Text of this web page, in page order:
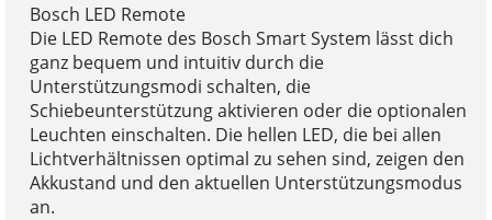
Bosch LED Remote
Die LED Remote des Bosch Smart System lässt dich
ganz bequem und intuitiv durch die
Unterstützungsmodi schalten, die
Schiebeunterstützung aktivieren oder die optionalen
Leuchten einschalten. Die hellen LED, die bei allen
Lichtverhältnissen optimal zu sehen sind, zeigen den
Akkustand und den aktuellen Unterstützungsmodus
an.